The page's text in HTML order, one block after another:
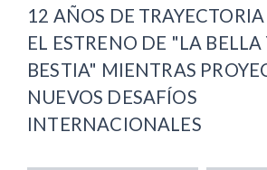
12 AÑOS DE TRAYECTORIA
EL ESTRENO DE "LA BELLA
BESTIA" MIENTRAS
NUEVOS DESAFÍOS
INTERNACIONALES